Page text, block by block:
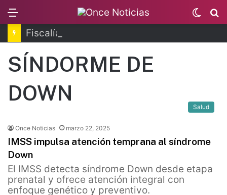
Switch
skin
SÍNDORME DE
DOWN
Salud
Once Noticias marzo 22, 2025
IMSS impulsa atención temprana al síndrome
Down
El IMSS detecta síndrome Down desde etapa
prenatal y ofrece atención integral con
enfoque genético y preventivo.